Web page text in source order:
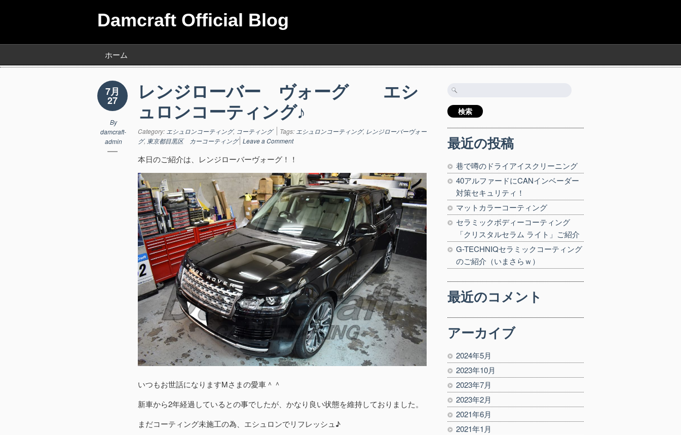
Damcraft Official Blog
ホーム
7月
27
By
damcraft-
admin
レンジローバー ヴォーグ エシ
ュロンコーティング♪
Category: エシュロンコーティング, コーティング Tags: エシュロンコーティング, レンジローバーヴォー
グ, 東京都目黒区 カーコーティング Leave a Comment
本日のご紹介は、レンジローバーヴォーグ！！
いつもお世話になりますMさまの愛車＾＾
新車から2年経過しているとの事でしたが、かなり良い状態を維持しておりました。
まだコーティング未施工の為、エシュロンでリフレッシュ♪
検
最近の投稿
巷で噂のドライアイスクリーニング
40アルファードにCANインベーダー
対策セキュリティ！
マットカラーコーティング
セラミックボディーコーティング
「クリスタルセラム ライト」ご紹介
G-TECHNIQセラミックコーティング
のご紹介（いまさらｗ）
最近のコメント
アーカイブ
2024年5月
2023年10月
2023年7月
2023年2月
2021年6月
2021年1月